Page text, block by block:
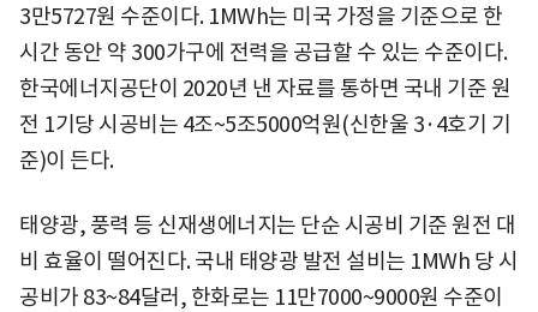
3만5727원 수준이다. 1MWh는 미국 가정을 기준으로 한
시간 동안 약 300가구에 전력을 공급할 수 있는 수준이다.
한국에너지공단이 2020년 낸 자료를 통하면 국내 기준 원
전 1기당 시공비는 4조~5조5000억원(신한울 3·4호기 기
준)이 든다.
태양광, 풍력 등 신재생에너지는 단순 시공비 기준 원전 대
비 효율이 떨어진다. 국내 태양광 발전 설비는 1MWh 당 시
공비가 83~84달러, 한화로는 11만7000~9000원 수준이